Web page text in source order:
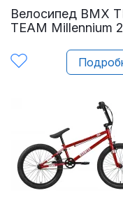
Велосипед BMX
TEAM Millennium